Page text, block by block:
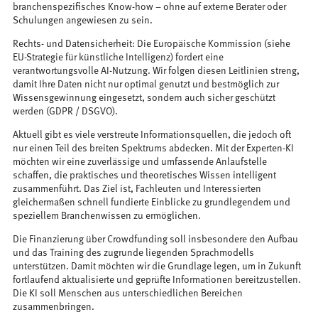
branchenspezifisches Know-how – ohne auf externe Berater oder
Schulungen angewiesen zu sein.
Rechts- und Datensicherheit: Die Europäische Kommission (siehe
EU-Strategie für künstliche Intelligenz) fordert eine
verantwortungsvolle AI-Nutzung. Wir folgen diesen Leitlinien streng,
damit Ihre Daten nicht nur optimal genutzt und bestmöglich zur
Wissensgewinnung eingesetzt, sondern auch sicher geschützt
werden (GDPR / DSGVO).
Aktuell gibt es viele verstreute Informationsquellen, die jedoch oft
nur einen Teil des breiten Spektrums abdecken. Mit der Experten-KI
möchten wir eine zuverlässige und umfassende Anlaufstelle
schaffen, die praktisches und theoretisches Wissen intelligent
zusammenführt. Das Ziel ist, Fachleuten und Interessierten
gleichermaßen schnell fundierte Einblicke zu grundlegendem und
speziellem Branchenwissen zu ermöglichen.
Die Finanzierung über Crowdfunding soll insbesondere den Aufbau
und das Training des zugrunde liegenden Sprachmodells
unterstützen. Damit möchten wir die Grundlage legen, um in Zukunft
fortlaufend aktualisierte und geprüfte Informationen bereitzustellen.
Die KI soll Menschen aus unterschiedlichen Bereichen
zusammenbringen.